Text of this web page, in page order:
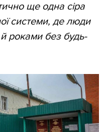
ще одна сіра
системи, де люди
роками без будь-